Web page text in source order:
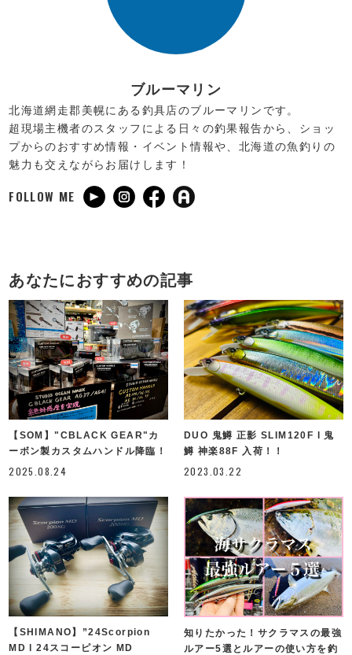
ブルーマリン
北海道網走郡美幌にある釣具店のブルーマリンです。
超現場主機者のスタッフによる日々の釣果報告から、ショッ
プからのおすすめ情報・イベント情報や、北海道の魚釣りの
魅力も交えながらお届けします！
FOLLOW ME
あなたにおすすめの記事
【SOM】"CBLACK GEAR"カ
ーボン製カスタムハンドル降臨！
2025.08.24
DUO 鬼鱒 正影 SLIM120F l 鬼
鱒 神楽88F 入荷！！
2023.03.22
【SHIMANO】”24Scorpion
MD l 24スコーピオン MD
知りたかった！サクラマスの最強
ルアー5選とルアーの使い方を釣